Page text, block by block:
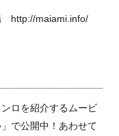
http://maiami.info/
ロを紹介するムービ
で公開中！あわせて